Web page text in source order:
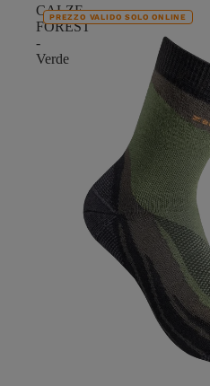
CALZE
FOREST
-
Verde
PREZZO VALIDO SOLO ONLINE